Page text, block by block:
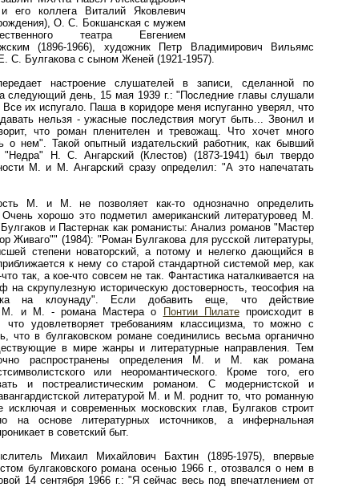
его коллега Виталий Яковлевич
О. С. Бокшанская с мужем
театра Евгением
(1896-1966), художник Петр Владимирович Вильямс
С. Булгакова с сыном Женей (1921-1957).
настроение слушателей в записи, сделанной по
следующий день, 15 мая 1939 г.: "Последние главы слушали
Все их испугало. Паша в коридоре меня испуганно уверял, что
нельзя - ужасные последствия могут быть... Звонил и
что роман пленителен и тревожащ. Что хочет много
о нем". Такой опытный издательский работник, как бывший
"Недра" Н. С. Ангарский (Клестов) (1873-1941) был твердо
М. и М. Ангарский сразу определил: "А это напечатать
М. и М. не позволяет как-то однозначно определить
Очень хорошо это подметил американский литературовед М.
и Пастернак как романисты: Анализ романов "Мастер
Живаго"" (1984): "Роман Булгакова для русской литературы,
степени новаторский, а потому и нелегко дающийся в
к нему со старой стандартной системой мер, как
так, а кое-что совсем не так. Фантастика наталкивается на
на скрупулезную историческую достоверность, теософия на
на клоунаду". Если добавить еще, что действие
М. и М. - романа Мастера о
Понтии Пилатепроисходит в
что удовлетворяет требованиям классицизма, то можно с
что в булгаковском романе соединились весьма органично
в мире жанры и литературные направления. Тем
распространены определения М. и М. как романа
или неоромантического. Кроме того, его
и постреалистическим романом. С модернистской и
литературой М. и М. роднит то, что романную
исключая и современных московских глав, Булгаков строит
на основе литературных источников, а инфернальная
в советский быт.
Михаил Михайлович Бахтин (1895-1975), впервые
булгаковского романа осенью 1966 г., отозвался о нем в
14 сентября 1966 г.: "Я сейчас весь под впечатлением от